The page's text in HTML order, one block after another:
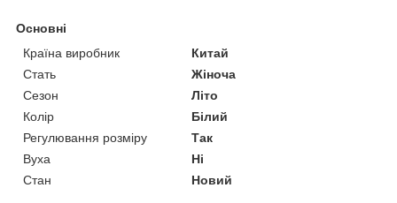
Основні
Країна виробник
Китай
Стать
Жіноча
Сезон
Літо
Колір
Білий
Регулювання розміру
Так
Вуха
Ні
Стан
Новий